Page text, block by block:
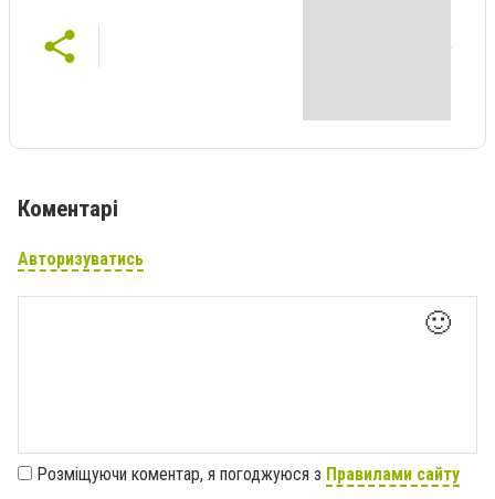
Коментарі
Авторизуватись
🙂
Розміщуючи коментар, я погоджуюся з Правилами сайту